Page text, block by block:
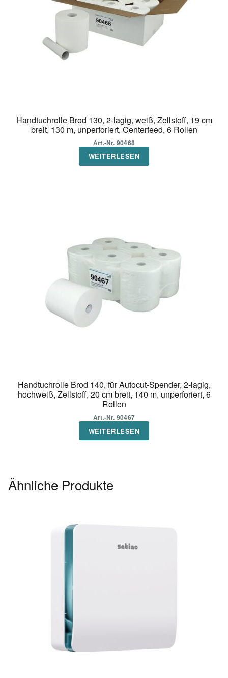
Handtuchrolle Brod 130, 2-lagig, weiß, Zellstoff, 19 cm
breit, 130 m, unperforiert, Centerfeed, 6 Rollen
Art.-Nr. 90468
WEITERLESEN
Handtuchrolle Brod 140, für Autocut-Spender, 2-lagig,
hochweiß, Zellstoff, 20 cm breit, 140 m, unperforiert, 6
Rollen
Art.-Nr. 90467
WEITERLESEN
Ähnliche Produkte